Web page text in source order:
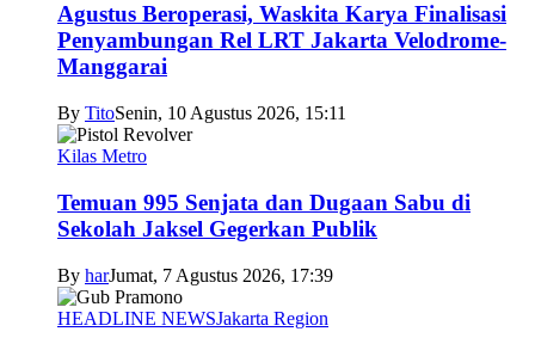
Agustus Beroperasi, Waskita Karya Finalisasi
Penyambungan Rel LRT Jakarta Velodrome-
Manggarai
By TitoSenin, 10 Agustus 2026, 15:11
Kilas Metro
Temuan 995 Senjata dan Dugaan Sabu di
Sekolah Jaksel Gegerkan Publik
By harJumat, 7 Agustus 2026, 17:39
HEADLINE NEWSJakarta Region